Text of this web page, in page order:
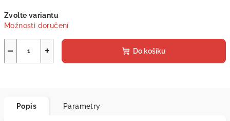
cena:
Zvolte variantu
Možnosti doručení
+
− Do košíku
Popis Parametry